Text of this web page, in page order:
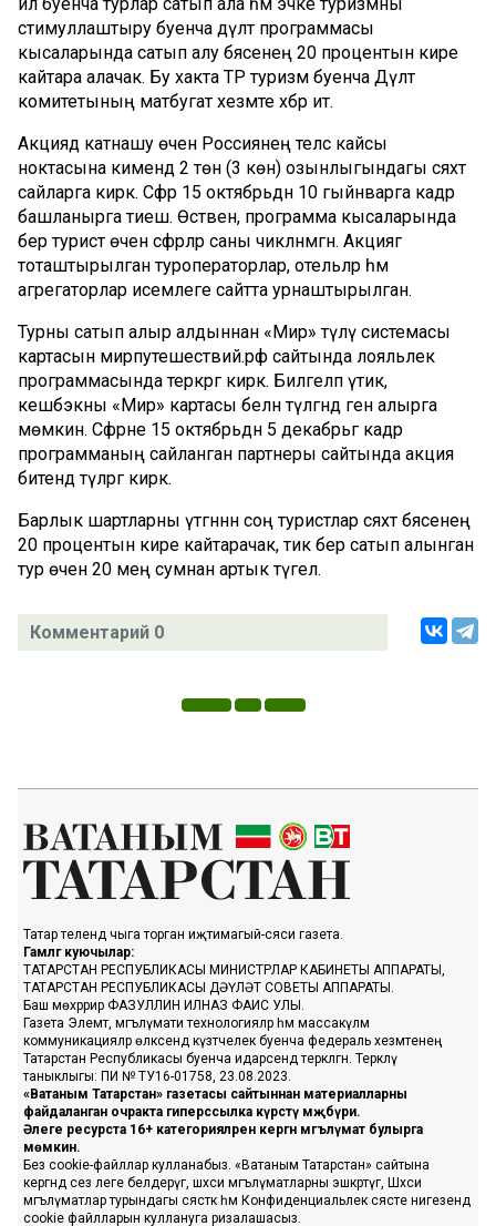
стимуллаштыру буенча дәүләт программасы
кысаларында сатып алу бәясенең 20 процентын кире
кайтара алачак. Бу хакта ТР туризм буенча Дәүләт
комитетының матбугат хезмәте хәбәр итә.
Акциядә катнашу өчен Россиянең теләсә кайсы
ноктасына кимендә 2 төн (3 көн) озынлыгындагы сәяхәт
сайларга кирәк. Сәфәр 15 октябрьдән 10 гыйнварга кадәр
башланырга тиеш. Өстәвенә, программа кысаларында
бер турист өчен сәфәрләр саны чикләнмәгән. Акциягә
тоташтырылган туроператорлар, отельләр һәм
агрегаторлар исемлеге сайтта урнаштырылган.
Турны сатып алыр алдыннан «Мир» түләү системасы
картасын мирпутешествий.рф сайтында лояльлек
программасында теркәргә кирәк. Билгеләп үтик,
кешбэкны «Мир» картасы белән түләгәндә генә алырга
мөмкин. Сәфәрне 15 октябрьдән 5 декабрьгә кадәр
программаның сайланган партнеры сайтында акция
битендә түләргә кирәк.
Барлык шартларны үтәгәннән соң туристлар сәяхәт бәясенең
20 процентын кире кайтарачак, тик бер сатып алынган
тур өчен 20 мең сумнан артык түгел.
Комментарий 0
Татар телендә чыга торган иҗтимагый-сәяси газета.
Гамәлгә куючылар:
ТАТАРСТАН РЕСПУБЛИКАСЫ МИНИСТРЛАР КАБИНЕТЫ АППАРАТЫ,
ТАТАРСТАН РЕСПУБЛИКАСЫ ДӘҮЛӘТ СОВЕТЫ АППАРАТЫ.
Баш мөхәррир ФАЗУЛЛИН ИЛНАЗ ФАИС УЛЫ.
Газета Элемтә, мәгълүмати технологияләр һәм массакүләм
коммуникацияләр өлкәсендә күзәтчелек буенча федераль хезмәтенең
Татарстан Республикасы буенча идарәсендә теркәлгән. Теркәлү
таныклыгы: ПИ № ТУ16-01758, 23.08.2023.
«Ватаным Татарстан» газетасы сайтыннан материалларны
файдаланган очракта гиперссылка күрсәтү мәҗбүри.
Әлеге ресурста 16+ категорияләренә кергән мәгълүмат булырга
мөмкин.
Без cookie-файллар кулланабыз. «Ватаным Татарстан» сайтына
кергәндә сез әлеге белдерүгә, шәхси мәгълүматларны эшкәртүгә, Шәхси
мәгълүматлар турындагы сәясәткә һәм Конфиденциальлек сәясәте нигезендә
cookie файлларын куллануга ризалашасыз.